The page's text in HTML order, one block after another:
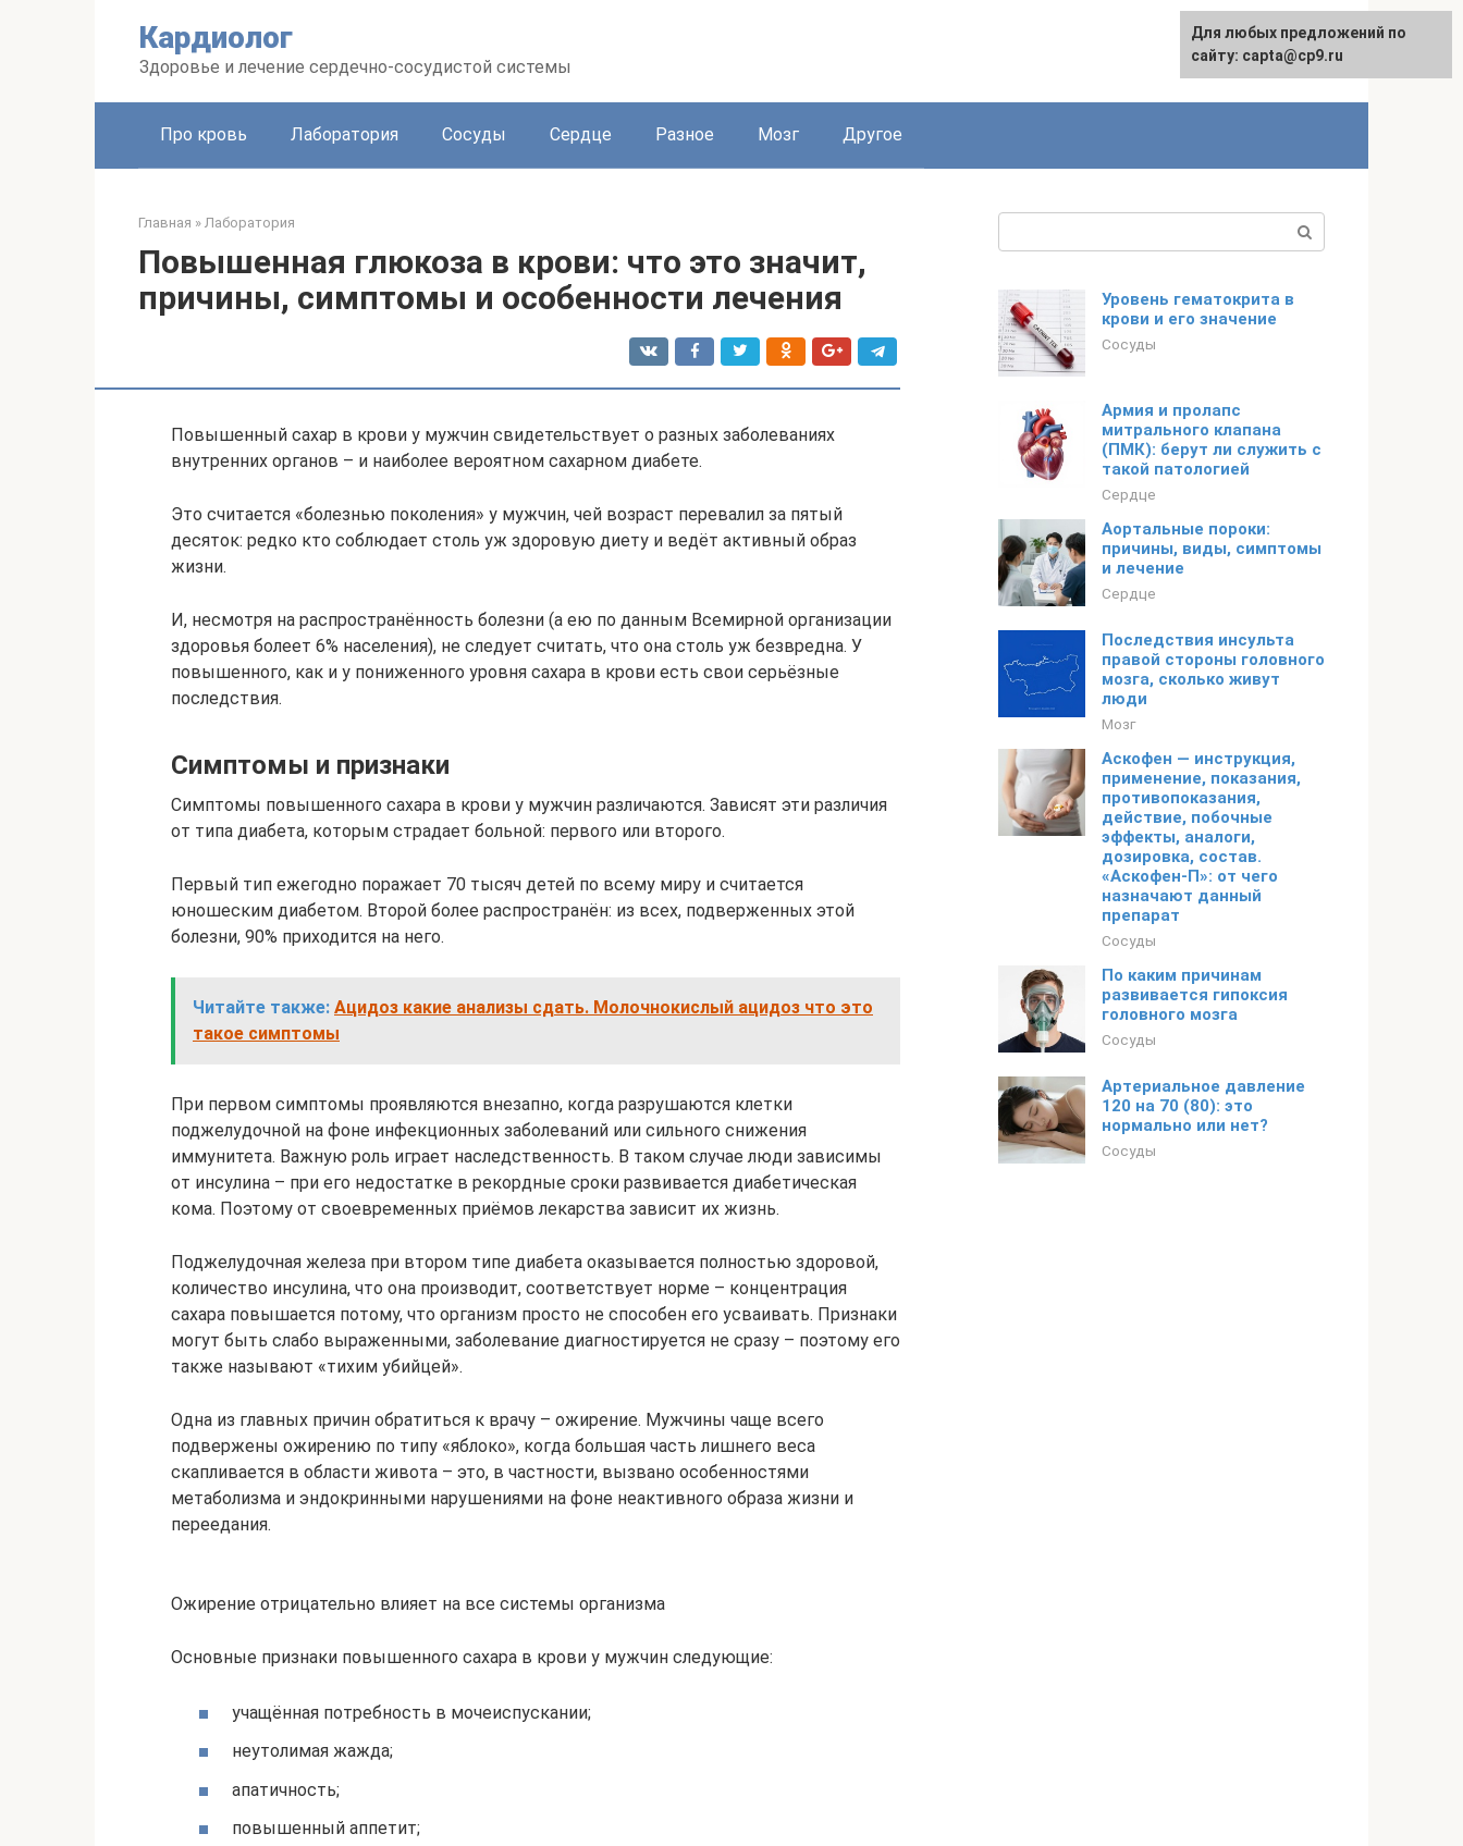
Кардиолог
Здоровье и лечение сердечно-сосудистой системы
Про кровь Лаборатория Сосуды Сердце Разное Мозг Другое
Главная » Лаборатория
Повышенная глюкоза в крови: что это значит,
причины, симптомы и особенности лечения
Повышенный сахар в крови у мужчин свидетельствует о разных заболеваниях
внутренних органов – и наиболее вероятном сахарном диабете.
Это считается «болезнью поколения» у мужчин, чей возраст перевалил за пятый
десяток: редко кто соблюдает столь уж здоровую диету и ведёт активный образ
жизни.
И, несмотря на распространённость болезни (а ею по данным Всемирной организации
здоровья болеет 6% населения), не следует считать, что она столь уж безвредна. У
повышенного, как и у пониженного уровня сахара в крови есть свои серьёзные
последствия.
Симптомы и признаки
Симптомы повышенного сахара в крови у мужчин различаются. Зависят эти различия
от типа диабета, которым страдает больной: первого или второго.
Первый тип ежегодно поражает 70 тысяч детей по всему миру и считается
юношеским диабетом. Второй более распространён: из всех, подверженных этой
болезни, 90% приходится на него.
Читайте также: Ацидоз какие анализы сдать. Молочнокислый ацидоз что это
такое симптомы
При первом симптомы проявляются внезапно, когда разрушаются клетки
поджелудочной на фоне инфекционных заболеваний или сильного снижения
иммунитета. Важную роль играет наследственность. В таком случае люди зависимы
от инсулина – при его недостатке в рекордные сроки развивается диабетическая
кома. Поэтому от своевременных приёмов лекарства зависит их жизнь.
Поджелудочная железа при втором типе диабета оказывается полностью здоровой,
количество инсулина, что она производит, соответствует норме – концентрация
сахара повышается потому, что организм просто не способен его усваивать. Признаки
могут быть слабо выраженными, заболевание диагностируется не сразу – поэтому его
также называют «тихим убийцей».
Одна из главных причин обратиться к врачу – ожирение. Мужчины чаще всего
подвержены ожирению по типу «яблоко», когда большая часть лишнего веса
скапливается в области живота – это, в частности, вызвано особенностями
метаболизма и эндокринными нарушениями на фоне неактивного образа жизни и
переедания.
Ожирение отрицательно влияет на все системы организма
Основные признаки повышенного сахара в крови у мужчин следующие:
учащённая потребность в мочеиспускании;
неутолимая жажда;
апатичность;
повышенный аппетит;
Уровень гематокрита в
крови и его значение
Сосуды
Армия и пролапс
митрального клапана
(ПМК): берут ли служить с
такой патологией
Сердце
Аортальные пороки:
причины, виды, симптомы
и лечение
Сердце
Последствия инсульта
правой стороны головного
мозга, сколько живут
люди
Мозг
Аскофен — инструкция,
применение, показания,
противопоказания,
действие, побочные
эффекты, аналоги,
дозировка, состав.
«Аскофен-П»: от чего
назначают данный
препарат
Сосуды
По каким причинам
развивается гипоксия
головного мозга
Сосуды
Артериальное давление
120 на 70 (80): это
нормально или нет?
Сосуды
Для любых предложений по
сайту: capta@cp9.ru